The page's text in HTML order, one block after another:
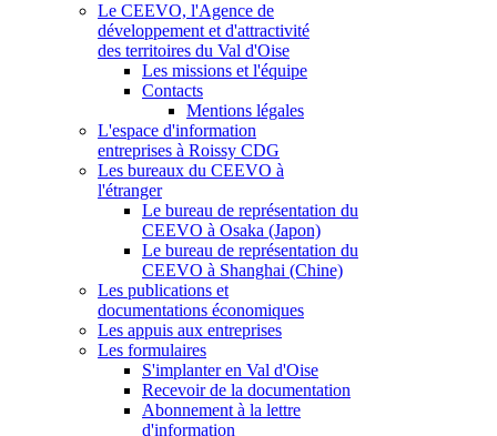
Le CEEVO, l'Agence de
développement et d'attractivité
des territoires du Val d'Oise
Les missions et l'équipe
Contacts
Mentions légales
L'espace d'information
entreprises à Roissy CDG
Les bureaux du CEEVO à
l'étranger
Le bureau de représentation du
CEEVO à Osaka (Japon)
Le bureau de représentation du
CEEVO à Shanghai (Chine)
Les publications et
documentations économiques
Les appuis aux entreprises
Les formulaires
S'implanter en Val d'Oise
Recevoir de la documentation
Abonnement à la lettre
d'information